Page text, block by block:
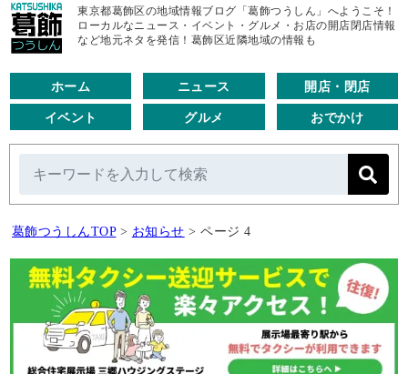
東京都葛飾区の地域情報ブログ「葛飾つうしん」へようこそ！
ローカルなニュース・イベント・グルメ・お店の開店閉店情報
など地元ネタを発信！葛飾区近隣地域の情報も
ホーム ニュース 開店・閉店
イベント グルメ おでかけ
葛飾つうしんTOP > お知らせ > ページ 4